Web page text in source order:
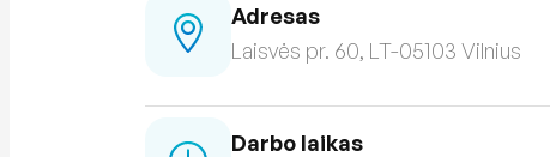
Adresas
Laisvės pr. 60, LT-05103 Vilnius
Darbo laikas